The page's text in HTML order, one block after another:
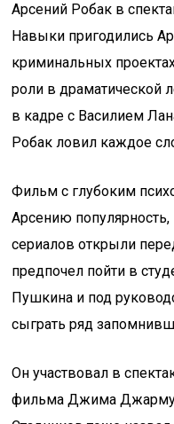
Арсений Робак в
Навыки пригодились
криминальных
роли в драматической
в кадре с Василием
Робак ловил каждое
Фильм с глубоким
Арсению
сериалов открыли
предпочел пойти в
Пушкина и под
сыграть ряд
Он участвовал в
фильма Джима